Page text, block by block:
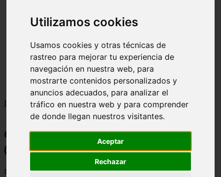
Utilizamos cookies
Usamos cookies y otras técnicas de
rastreo para mejorar tu experiencia de
navegación en nuestra web, para
mostrarte contenidos personalizados y
anuncios adecuados, para analizar el
tráfico en nuestra web y para comprender
de donde llegan nuestros visitantes.
Aceptar
Rechazar
huevos
otros
postres
producto
reposteria
venezuela
verduras
Inicio
recetas >Comidas típicas del Estado Aragua (Venezuela)
【+5 Recetas】
Comidas típicas del Estado Aragua
(Venezuela) 【+5 Recetas】
📅 10/06/2025